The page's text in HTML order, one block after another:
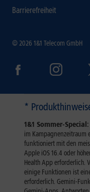
Barrierefreiheit
© 2026 1&1 Telecom GmbH